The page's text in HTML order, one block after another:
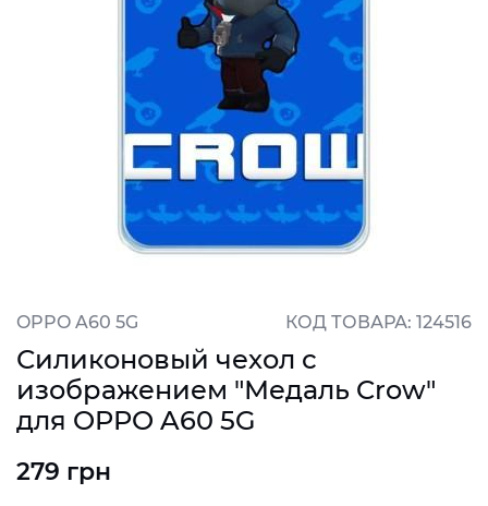
OPPO A60 5G КОД ТОВАРА: 124516
Силиконовый чехол с
изображением "Медаль Crow"
для OPPO A60 5G
279 грн